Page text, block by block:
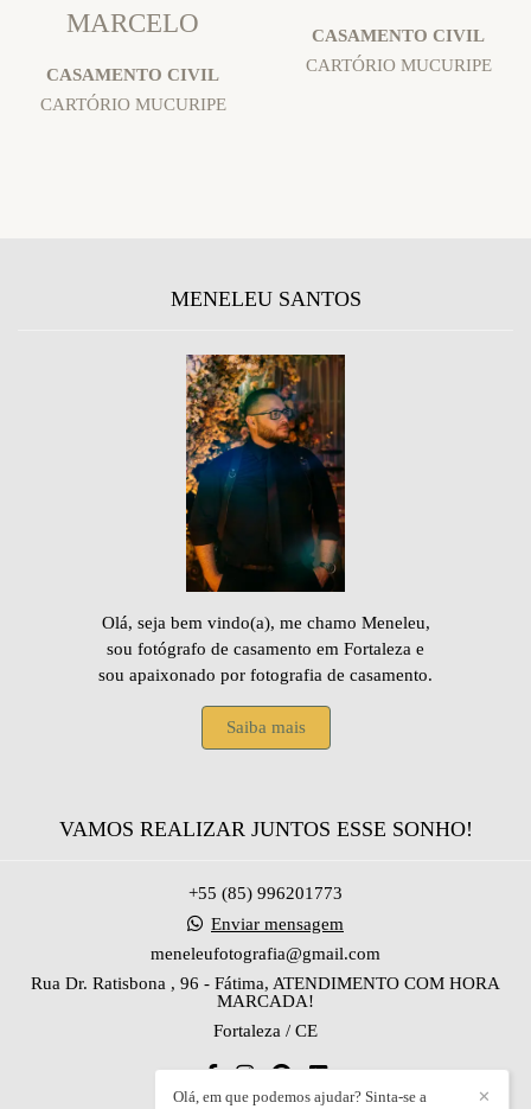
MARCELO
CASAMENTO CIVIL
CARTÓRIO MUCURIPE
CASAMENTO CIVIL
CARTÓRIO MUCURIPE
MENELEU SANTOS
Olá, seja bem vindo(a), me chamo Meneleu,
sou fotógrafo de casamento em Fortaleza e
sou apaixonado por fotografia de casamento.
Saiba mais
VAMOS REALIZAR JUNTOS ESSE SONHO!
+55 (85) 996201773
Enviar mensagem
meneleufotografia@gmail.com
Rua Dr. Ratisbona , 96 - Fátima, ATENDIMENTO COM HORA
MARCADA!
Fortaleza / CE
✕
Olá, em que podemos ajudar? Sinta-se a